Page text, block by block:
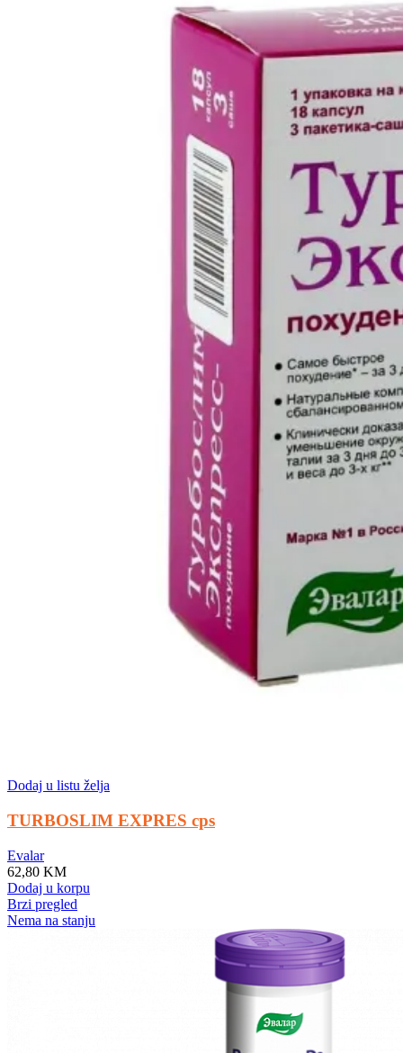
Dodaj u listu želja
TURBOSLIM EXPRES cps
Evalar
62,80 KM
Dodaj u korpu
Brzi pregled
Nema na stanju